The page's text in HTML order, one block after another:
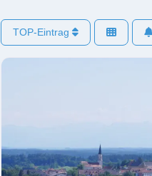
TOP-Eintrag